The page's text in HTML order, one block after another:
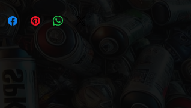
désigné par le Street Artist Spiktri.